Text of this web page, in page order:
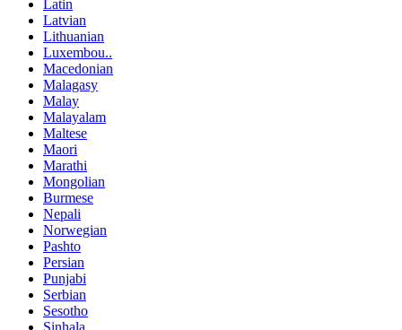
Latin
Latvian
Lithuanian
Luxembou..
Macedonian
Malagasy
Malay
Malayalam
Maltese
Maori
Marathi
Mongolian
Burmese
Nepali
Norwegian
Pashto
Persian
Punjabi
Serbian
Sesotho
Sinhala